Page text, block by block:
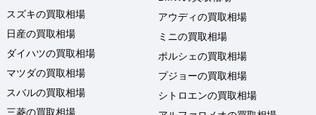
スズキの買取相場
日産の買取相場
ダイハツの買取相場
マツダの買取相場
スバルの買取相場
三菱の買取相場
アウディの買取相場
ミニの買取相場
ポルシェの買取相場
プジョーの買取相場
シトロエンの買取相場